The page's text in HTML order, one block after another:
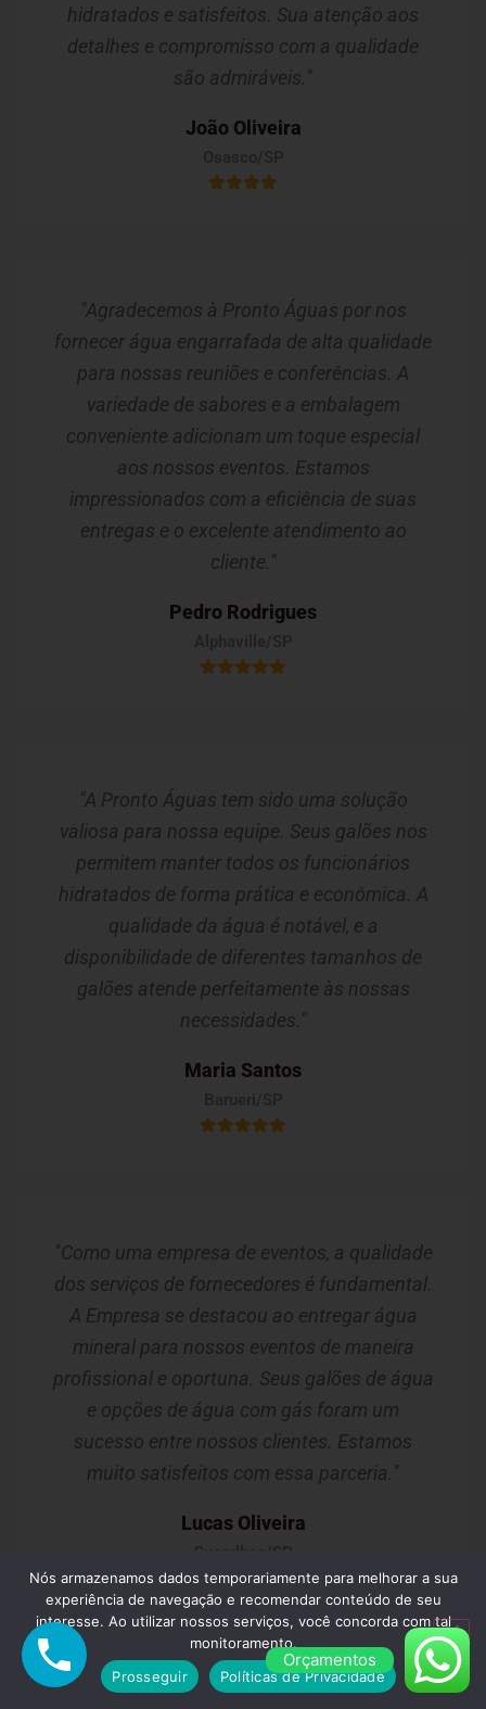
hidratados e satisfeitos. Sua atenção aos
detalhes e compromisso com a qualidade
são admiráveis."
João Oliveira
"Agradecemos à Pronto Águas por nos
fornecer água engarrafada de alta qualidade
para nossas reuniões e conferências. A
variedade de sabores e a embalagem
conveniente adicionam um toque especial
aos nossos eventos. Estamos
impressionados com a eficiência de suas
entregas e o excelente atendimento ao
cliente."
Pedro Rodrigues
"A Pronto Águas tem sido uma solução
valiosa para nossa equipe. Seus galões nos
permitem manter todos os funcionários
hidratados de forma prática e econômica. A
qualidade da água é notável, e a
disponibilidade de diferentes tamanhos de
galões atende perfeitamente às nossas
necessidades."
Maria Santos
"Como uma empresa de eventos, a qualidade
dos serviços de fornecedores é fundamental.
A Empresa se destacou ao entregar água
mineral para nossos eventos de maneira
profissional e oportuna. Seus galões de água
e opções de água com gás foram um
sucesso entre nossos clientes. Estamos
muito satisfeitos com essa parceria."
Lucas Oliveira
Guarulhos/SP
Orçamentos
Nós armazenamos dados temporariamente para melhorar a sua
experiência de navegação e recomendar conteúdo de seu
interesse. Ao utilizar nossos serviços, você concorda com tal
monitoramento.
Prosseguir
Políticas de Privacidade